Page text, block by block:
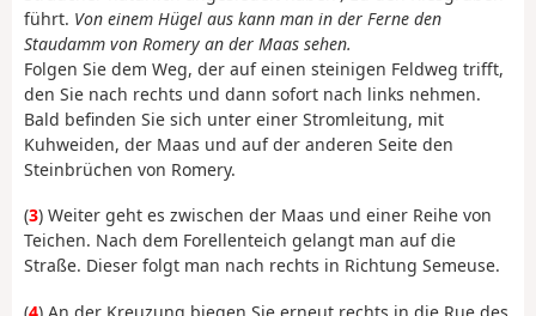
führt. Von einem Hügel aus kann man in der Ferne den
Staudamm von Romery an der Maas sehen.
Folgen Sie dem Weg, der auf einen steinigen Feldweg trifft,
den Sie nach rechts und dann sofort nach links nehmen.
Bald befinden Sie sich unter einer Stromleitung, mit
Kuhweiden, der Maas und auf der anderen Seite den
Steinbrüchen von Romery.
(3) Weiter geht es zwischen der Maas und einer Reihe von
Teichen. Nach dem Forellenteich gelangt man auf die
Straße. Dieser folgt man nach rechts in Richtung Semeuse.
(4) An der Kreuzung biegen Sie erneut rechts in die Rue des